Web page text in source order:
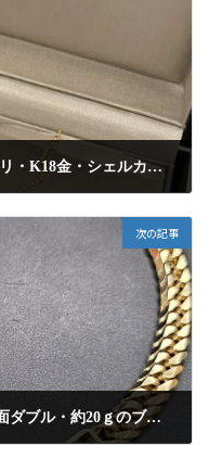
一福久留米店にてBVLGARIブルガリ・K18金・シェルカーネリアンのブレスレットを市内からご来店のお客様より高額査定にて買取させて頂きました
次の記事
一福久留米店にてK18金・喜平・6面ダブル・約20ｇのブレスレットを市内からご来店のお客様より高額査定にて買取させて頂きました